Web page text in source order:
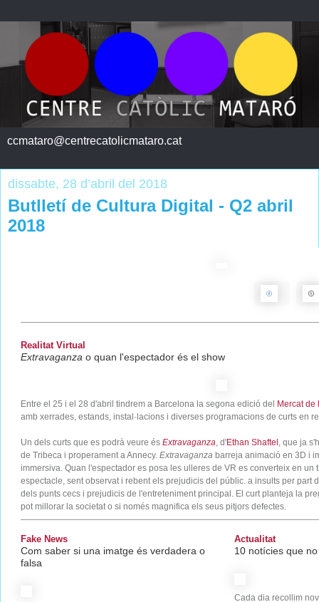
ccmataro@centrecatolicmataro.cat
dissabte, 28 d’abril del 2018
Butlletí de Cultura Digital - Q2 abril
2018
Realitat Virtual
Extravaganza o quan l'espectador és el show
Entre el 25 i el 28 d'abril tindrem a Barcelona la segona edició del
Mercat de
amb xerrades, estands, instal·lacions i diverses programacions de curts en
Un dels curts que es podrà veure és Extravaganza, d'Ethan Shaftel , que ja
de Tribeca i properament a Annecy. Extravaganza barreja animació en 3D i
immersiva. Quan l'espectador es posa les ulleres de VR es converteix en un
espectacle, sent observat i rebent els prejudicis del públic. a insults per part
dels punts cecs i prejudicis de l'entreteniment principal. El curt planteja la
pot millorar la societat o si només magnifica els seus pitjors defectes.
Fake News
Com saber si una imatge és verdadera o
falsa
Actualitat
10 notícies que
Cada dia recollim